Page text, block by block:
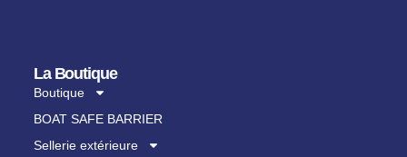
La Boutique
Boutique
BOAT SAFE BARRIER
Sellerie extérieure